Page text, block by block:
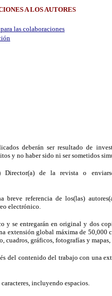
A LOS AUTORES
las colaboraciones
deberán ser resultado de
y no haber sido ni ser sometidos
Director(a) de la revista o
breve referencia de los(las)
electrónico.
y se entregarán en original y dos
extensión global máxima de 50,000
gráficos, fotografías y mapas,
del contenido del trabajo con una
incluyendo espacios.